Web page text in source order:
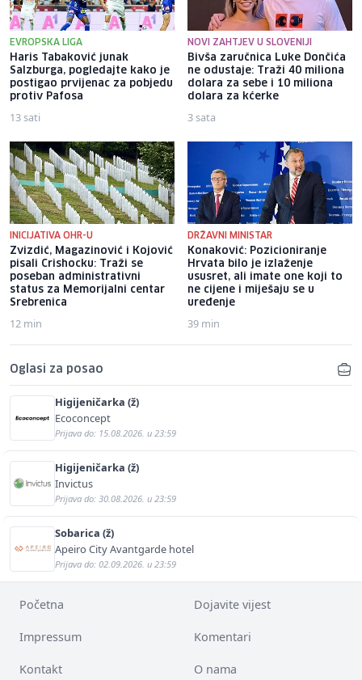
EVROPSKA LIGA
Haris Tabaković junak
Salzburga, pogledajte kako je
postigao prvijenac za pobjedu
protiv Pafosa
13 sati
NOVI ZAHTJEV U SLOVENIJI
Bivša zaručnica Luke Dončića
ne odustaje: Traži 40 miliona
dolara za sebe i 10 miliona
dolara za kćerke
3 sata
INICIJATIVA OHR-U
Zvizdić, Magazinović i Kojović
pisali Crishocku: Traži se
poseban administrativni
status za Memorijalni centar
Srebrenica
12 min
DRŽAVNI MINISTAR
Konaković: Pozicioniranje
Hrvata bilo je izlaženje
ususret, ali imate one koji to
ne cijene i miješaju se u
uređenje
39 min
Oglasi za posao
Higijeničarka (ž)
Ecoconcept
Prijava do: 15.08.2026. u 23:59
Higijeničarka (ž)
Invictus
Prijava do: 30.08.2026. u 23:59
Sobarica (ž)
Apeiro City Avantgarde hotel
Prijava do: 02.09.2026. u 23:59
Početna Dojavite vijest
Impressum Komentari
Kontakt O nama